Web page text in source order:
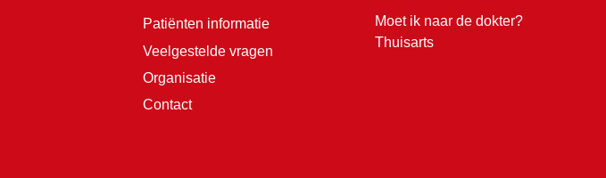
Patiënten informatie
Veelgestelde vragen
Organisatie
Contact
Moet ik naar de dokter?
Thuisarts